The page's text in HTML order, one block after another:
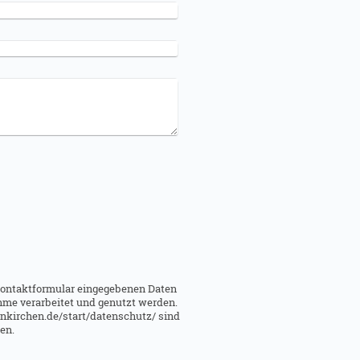
eingegebenen Daten
verarbeitet und genutzt werden.
start/datenschutz/ sind